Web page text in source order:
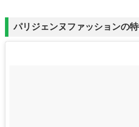
パリジェンヌファッションの